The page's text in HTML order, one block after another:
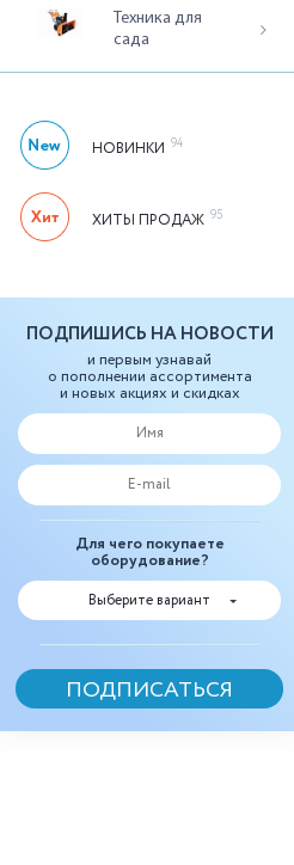
Техника для
сада
НОВИНКИ 94
ХИТЫ ПРОДАЖ 95
ПОДПИШИСЬ НА НОВОСТИ
и первым узнавай
о пополнении ассортимента
и новых акциях и скидках
Для чего покупаете
оборудование?
Выберите вариант